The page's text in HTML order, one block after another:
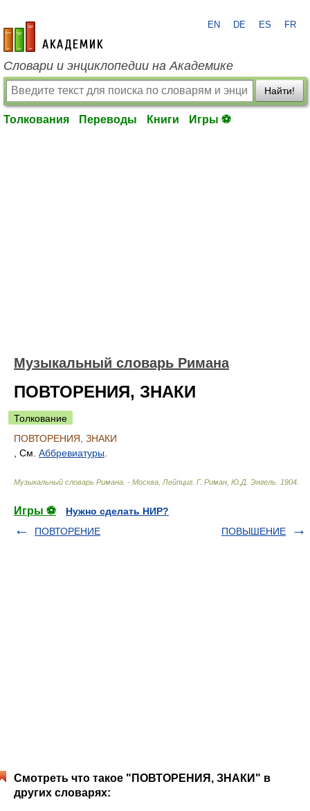
academic.ru
EN DE ES FR
Словари и энциклопедии на Академике
Найти!
Толкования Переводы Книги Игры ⚽
Музыкальный словарь Римана
ПОВТОРЕНИЯ, ЗНАКИ
Толкование
ПОВТОРЕНИЯ, ЗНАКИ
, См. Аббревиатуры
Музыкальный словарь Римана. - Москва, Лейпциг Г. Риман, Ю.Д. Энгель 1904
Игры ⚽
Нужно сделать НИР?
ПОВТОРЕНИЕ
ПОВЫШЕНИЕ
Смотреть что такое "ПОВТОРЕНИЯ, ЗНАКИ" в
других словарях: